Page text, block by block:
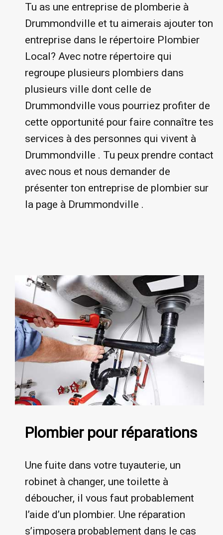
Tu as une entreprise de plomberie à
Drummondville et tu aimerais ajouter ton
entreprise dans le répertoire Plombier
Local? Avec notre répertoire qui
regroupe plusieurs plombiers dans
plusieurs ville dont celle de
Drummondville vous pourriez profiter de
cette opportunité pour faire connaître tes
services à des personnes qui vivent à
Drummondville . Tu peux prendre contact
avec nous et nous demander de
présenter ton entreprise de plombier sur
la page à Drummondville .
Plombier pour réparations
Une fuite dans votre tuyauterie, un
robinet à changer, une toilette à
déboucher, il vous faut probablement
l’aide d’un plombier. Une réparation
s’imposera probablement dans le cas